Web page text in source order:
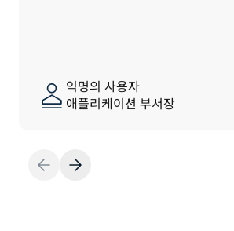
익명의 사용자
애플리케이션 부서장